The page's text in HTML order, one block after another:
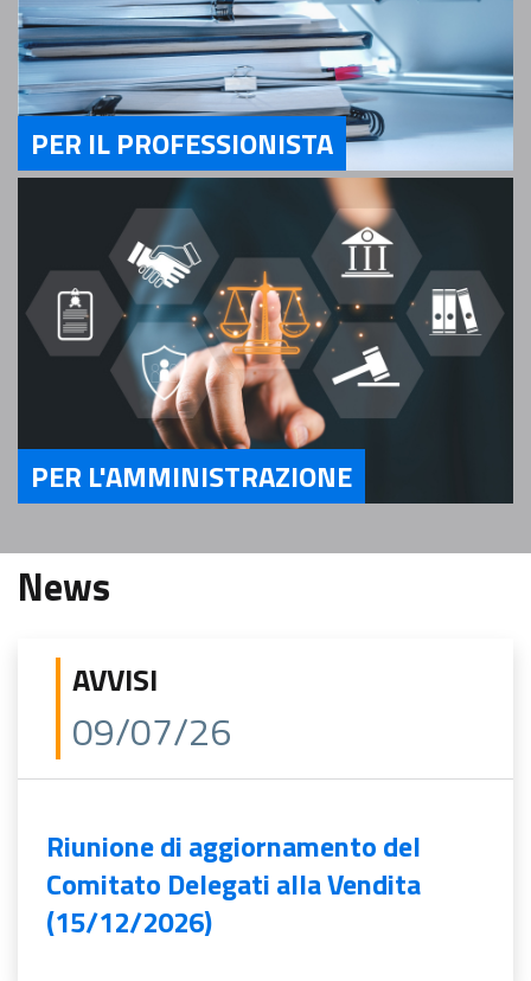
Servizi Per il Professionista
PER IL PROFESSIONISTA
PER L'AMMINISTRAZIONE
News
AVVISI
09/07/26
Riunione di aggiornamento del
Comitato Delegati alla Vendita
(15/12/2026)